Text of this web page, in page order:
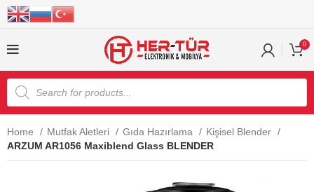
0
Home Mutfak Aletleri Gıda Hazırlama
Kişisel Blender
ARZUM AR1056 Maxiblend Glass BLENDER